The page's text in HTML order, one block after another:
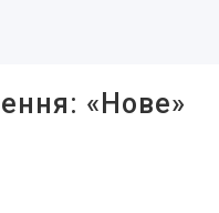
«Нове»